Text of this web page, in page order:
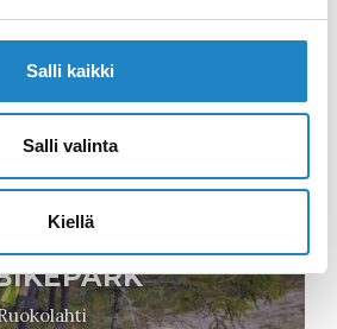
Salli kaikki
Salli valinta
Kiellä